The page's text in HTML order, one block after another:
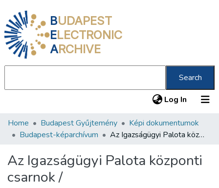
BUDAPEST
ELECTRONIC
ARCHIVE
Search
Log In (current)
Communities & Collections
Statistics
About us
Home Budapest Gyűjtemény
Képi dokumentumok
Budapest-képarchívum
Az Igazságügyi Palota központi csarnok /
Az Igazságügyi Palota központi
csarnok /